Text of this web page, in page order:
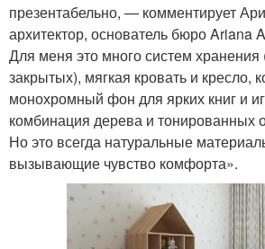
презентабельно, — комментирует
архитектор, основатель бюро Ariana
Для меня это много систем хранения
закрытых), мягкая кровать и кресло,
монохромный фон для ярких книг и
комбинация дерева и тонированных
Но это всегда натуральные
вызывающие чувство комфорта».